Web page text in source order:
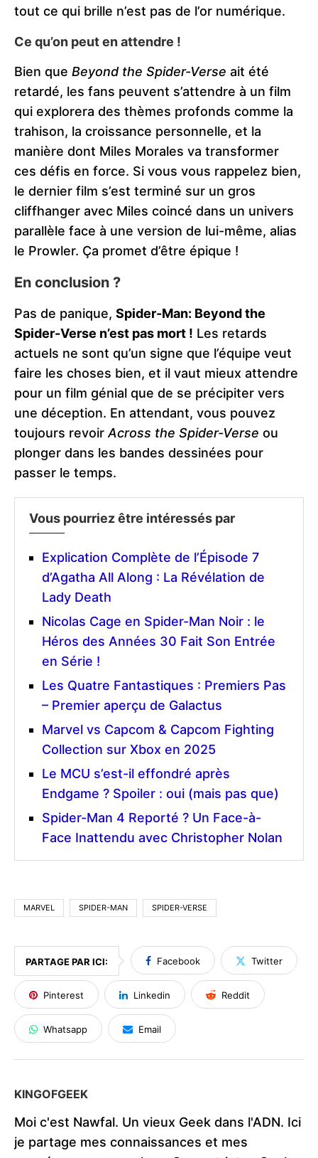
tout ce qui brille n’est pas de l’or numérique.
Ce qu’on peut en attendre !
Bien que Beyond the Spider-Verse ait été
retardé, les fans peuvent s’attendre à un film
qui explorera des thèmes profonds comme la
trahison, la croissance personnelle, et la
manière dont Miles Morales va transformer
ces défis en force. Si vous vous rappelez bien,
le dernier film s’est terminé sur un gros
cliffhanger avec Miles coincé dans un univers
parallèle face à une version de lui-même, alias
le Prowler. Ça promet d’être épique !
En conclusion ?
Pas de panique, Spider-Man: Beyond the
Spider-Verse n’est pas mort ! Les retards
actuels ne sont qu’un signe que l’équipe veut
faire les choses bien, et il vaut mieux attendre
pour un film génial que de se précipiter vers
une déception. En attendant, vous pouvez
toujours revoir Across the Spider-Verse ou
plonger dans les bandes dessinées pour
passer le temps.
Vous pourriez être intéressés par
Explication Complète de l’Épisode 7
d’Agatha All Along : La Révélation de
Lady Death
Nicolas Cage en Spider-Man Noir : le
Héros des Années 30 Fait Son Entrée
en Série !
Les Quatre Fantastiques : Premiers Pas
– Premier aperçu de Galactus
Marvel vs Capcom & Capcom Fighting
Collection sur Xbox en 2025
Le MCU s’est-il effondré après
Endgame ? Spoiler : oui (mais pas que)
Spider-Man 4 Reporté ? Un Face-à-
Face Inattendu avec Christopher Nolan
MARVEL SPIDER-MAN SPIDER-VERSE
PARTAGE PAR ICI: Facebook Twitter
Pinterest Linkedin Reddit
Whatsapp Email
KINGOFGEEK
Moi c'est Nawfal. Un vieux Geek dans l'ADN. Ici
je partage mes connaissances et mes